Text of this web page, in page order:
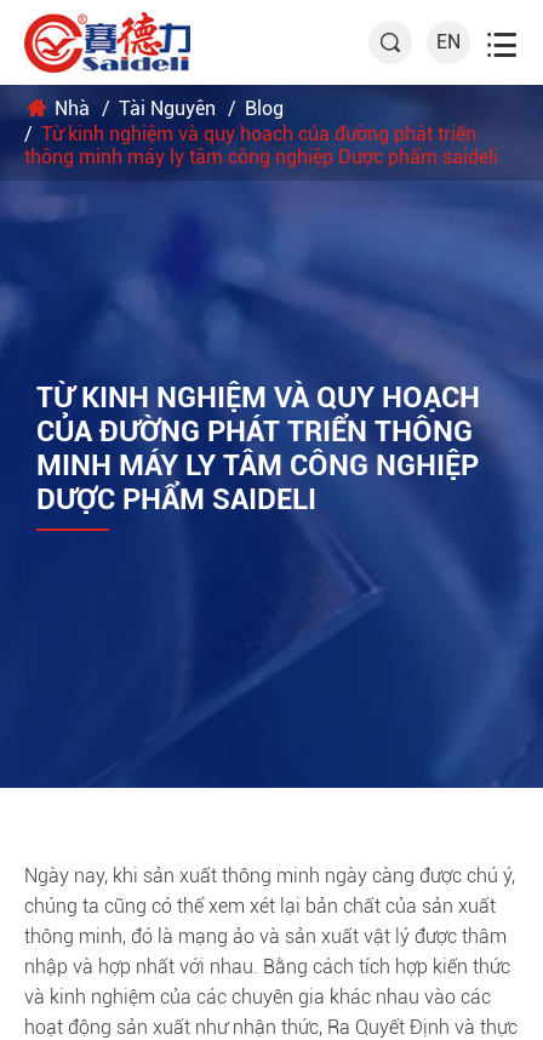
 EN 
Nhà Tài Nguyên
Blog
Từ kinh nghiệm và quy hoạch của đường phát triển
thông minh máy ly tâm công nghiệp Dược phẩm saideli
TỪ KINH NGHIỆM VÀ QUY HOẠCH
CỦA ĐƯỜNG PHÁT TRIỂN THÔNG
MINH MÁY LY TÂM CÔNG NGHIỆP
DƯỢC PHẨM SAIDELI
Ngày nay, khi sản xuất thông minh ngày càng được chú ý,
chúng ta cũng có thể xem xét lại bản chất của sản xuất
thông minh, đó là mạng ảo và sản xuất vật lý được thâm
nhập và hợp nhất với nhau. Bằng cách tích hợp kiến thức
và kinh nghiệm của các chuyên gia khác nhau vào các
hoạt động sản xuất như nhận thức, Ra Quyết Định và thực